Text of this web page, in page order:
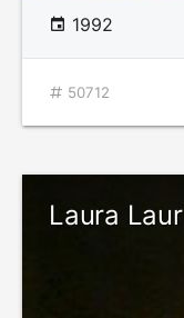
1992
50712
Laura Laur